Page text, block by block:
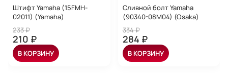
Штифт Yamaha (15FMH-
02011) (Yamaha)
233 ₽
210 ₽
В КОРЗИНУ
Сливной болт Yamaha
(90340-08M04) (Osaka)
334 ₽
284 ₽
В КОРЗИНУ